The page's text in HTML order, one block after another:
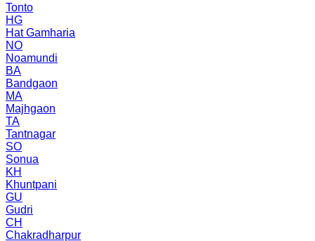
Tonto
HG
Hat Gamharia
NO
Noamundi
BA
Bandgaon
MA
Majhgaon
TA
Tantnagar
SO
Sonua
KH
Khuntpani
GU
Gudri
CH
Chakradharpur